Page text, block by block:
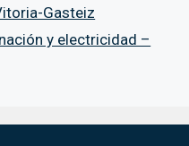
Gasteiz
y electricidad –